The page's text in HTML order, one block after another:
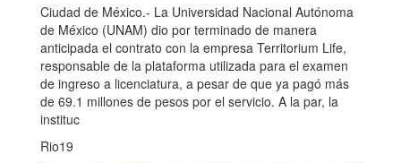
Ciudad de México.- La Universidad Nacional Autónoma
de México (UNAM) dio por terminado de manera
anticipada el contrato con la empresa Territorium Life,
responsable de la plataforma utilizada para el examen
de ingreso a licenciatura, a pesar de que ya pagó más
de 69.1 millones de pesos por el servicio. A la par, la
instituc
Rio19